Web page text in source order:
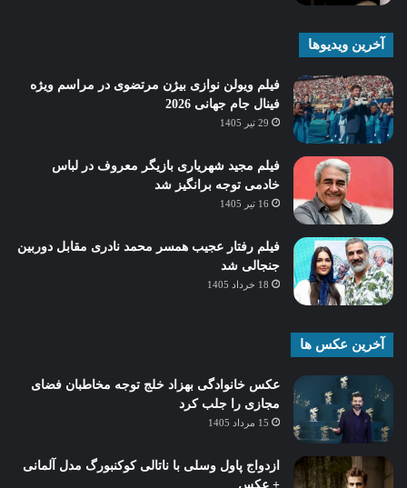
آخرین ویدیوها
فیلم ویولن نوازی بیژن مرتضوی در مراسم ویژه
فینال جام جهانی 2026
29 تیر 1405
فیلم مجید شهریاری بازیگر معروف در لباس
خادمی توجه برانگیز شد
16 تیر 1405
فیلم رفتار عجیب همسر محمد نادری مقابل دوربین
جنجالی شد
18 خرداد 1405
آخرین عکس ها
عکس خانوادگی بهزاد خلج توجه مخاطبان فضای
مجازی را جلب کرد
15 مرداد 1405
ازدواج پاول وسلی با ناتالی کوکنبورگ مدل آلمانی
+ عکس